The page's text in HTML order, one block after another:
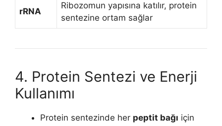
rRNA
Ribozomun yapısına katılır, protein
sentezine ortam sağlar
4. Protein Sentezi ve Enerji
Kullanımı
Protein sentezinde her peptit bağı için